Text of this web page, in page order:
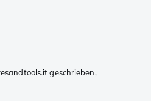
geschrieben,